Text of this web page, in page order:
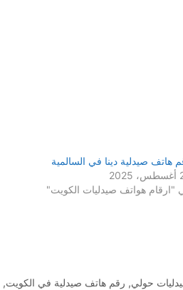
هاتف صيدلية دينا في السالمية
"ارقام هواتف صيدليات الكويت"
حولي, رقم هاتف صيدلية في الكويت,